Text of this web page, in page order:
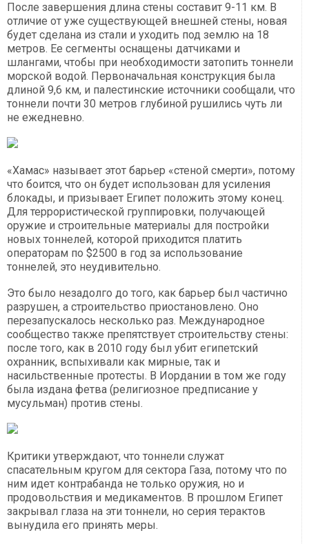
После завершения длина стены составит 9-11 км. В
отличие от уже существующей внешней стены, новая
будет сделана из стали и уходить под землю на 18
метров. Ее сегменты оснащены датчиками и
шлангами, чтобы при необходимости затопить тоннели
морской водой. Первоначальная конструкция была
длиной 9,6 км, и палестинские источники сообщали, что
тоннели почти 30 метров глубиной рушились чуть ли
не ежедневно.
«Хамас» называет этот барьер «стеной смерти», потому
что боится, что он будет использован для усиления
блокады, и призывает Египет положить этому конец.
Для террористической группировки, получающей
оружие и строительные материалы для постройки
новых тоннелей, которой приходится платить
операторам по $2500 в год за использование
тоннелей, это неудивительно.
Это было незадолго до того, как барьер был частично
разрушен, а строительство приостановлено. Оно
перезапускалось несколько раз. Международное
сообщество также препятствует строительству стены:
после того, как в 2010 году был убит египетский
охранник, вспыхивали как мирные, так и
насильственные протесты. В Иордании в том же году
была издана фетва (религиозное предписание у
мусульман) против стены.
Критики утверждают, что тоннели служат
спасательным кругом для сектора Газа, потому что по
ним идет контрабанда не только оружия, но и
продовольствия и медикаментов. В прошлом Египет
закрывал глаза на эти тоннели, но серия терактов
вынудила его принять меры.